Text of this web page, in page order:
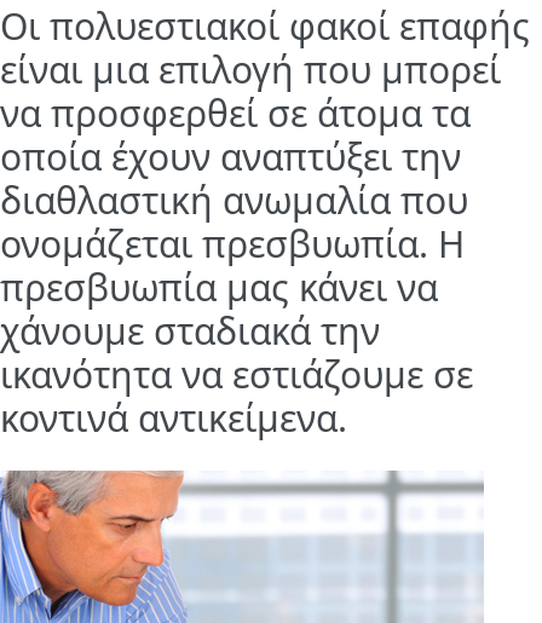
Οι πολυεστιακοί φακοί επαφής
είναι μια επιλογή που μπορεί
να προσφερθεί σε άτομα τα
οποία έχουν αναπτύξει την
διαθλαστική ανωμαλία που
ονομάζεται πρεσβυωπία. Η
πρεσβυωπία μας κάνει να
χάνουμε σταδιακά την
ικανότητα να εστιάζουμε σε
κοντινά αντικείμενα.